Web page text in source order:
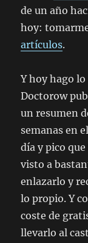
de un año
hoy:
artículos.
Y hoy hago
Doctorow
un resumen
semanas en
día y pico
visto a
enlazarlo y
lo propio. Y
coste de
llevarlo al